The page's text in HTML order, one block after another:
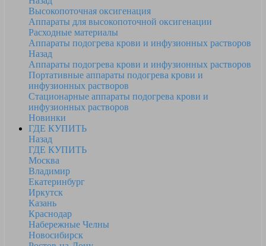
Высокопоточная оксигенация
Аппараты для высокопоточной оксигенации
Расходные материалы
Аппараты подогрева крови и инфузионных растворов
Назад
Аппараты подогрева крови и инфузионных растворов
Портативные аппараты подогрева крови и
инфузионных растворов
Стационарные аппараты подогрева крови и
инфузионных растворов
Новинки
ГДЕ КУПИТЬ
Назад
ГДЕ КУПИТЬ
Москва
Владимир
Екатеринбург
Иркутск
Казань
Краснодар
Набережные Челны
Новосибирск